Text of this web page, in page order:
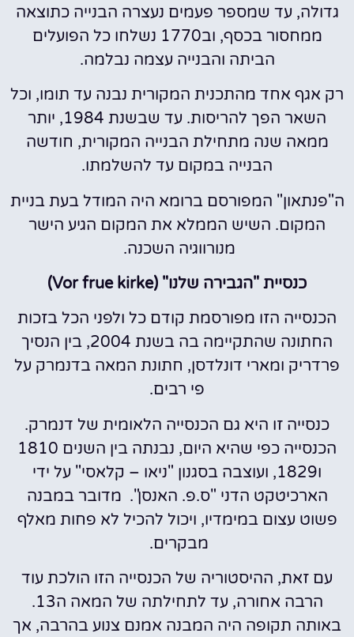
גדולה, עד שמספר פעמים נעצרה הבנייה כתוצאה
ממחסור בכסף, וב1770 נשלחו כל הפועלים
הביתה והבנייה עצמה נבלמה.
רק אגף אחד מהתכנית המקורית נבנה עד תומו, וכל
השאר הפך להריסות. עד שבשנת 1984, יותר
ממאה שנה מתחילת הבנייה המקורית, חודשה
הבנייה במקום עד להשלמתו.
ה"פנתאון" המפורסם ברומא היה המודל בעת בניית
המקום. השיש הממלא את המקום הגיע הישר
מנורווגיה השכנה.
כנסיית "הגבירה שלנו" (Vor frue kirke)
הכנסייה הזו מפורסמת קודם כל ולפני הכל בזכות
החתונה שהתקיימה בה בשנת 2004, בין הנסיך
פרדריק ומארי דונלדסן, חתונת המאה בדנמרק על
פי רבים.
כנסייה זו היא גם הכנסייה הלאומית של דנמרק.
הכנסייה כפי שהיא היום, נבנתה בין השנים 1810
ו1829, ועוצבה בסגנון "ניאו – קלאסי" על ידי
הארכיטקט הדני "ס.פ. האנסן". מדובר במבנה
פשוט עצום במימדיו, ויכול להכיל לא פחות מאלף
מבקרים.
עם זאת, ההיסטוריה של הכנסייה הזו הולכת עוד
הרבה אחורה, עד לתחילתה של המאה ה13.
באותה תקופה היה המבנה אמנם צנוע בהרבה, אך